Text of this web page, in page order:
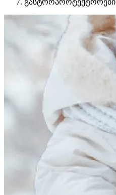
გასტროპროტექტორები